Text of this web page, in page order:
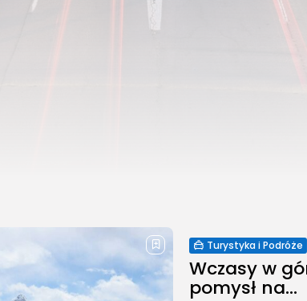
Turystyka i Podróże
Wczasy w
pomysł na...